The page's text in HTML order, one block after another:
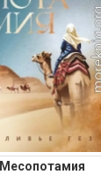
Месопотамия